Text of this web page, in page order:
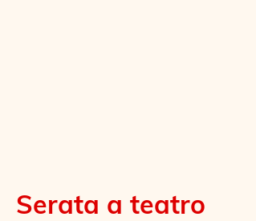
Serata a teatro